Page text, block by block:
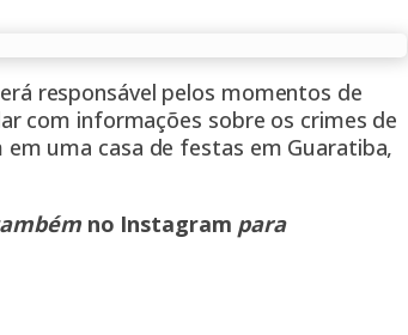
responsável pelos momentos de
com informações sobre os crimes de
uma casa de festas em Guaratiba,
no Instagram para